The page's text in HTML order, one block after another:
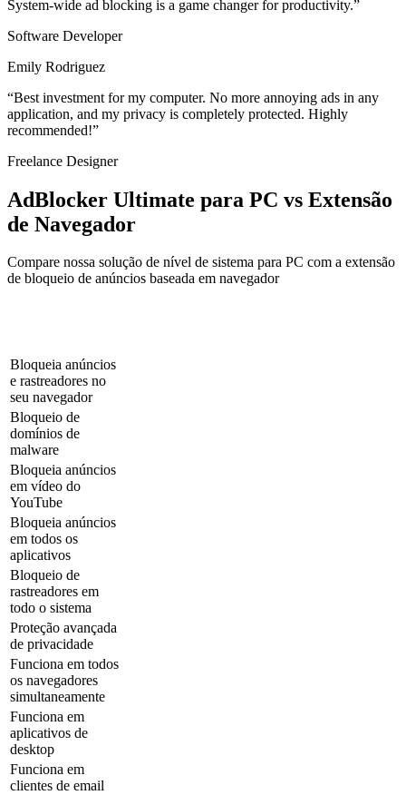
System-wide ad blocking is a game changer for productivity.”
Software Developer
Emily Rodriguez
“Best investment for my computer. No more annoying ads in any
application, and my privacy is completely protected. Highly
recommended!”
Freelance Designer
AdBlocker Ultimate para PC vs Extensão
de Navegador
Compare nossa solução de nível de sistema para PC com a extensão
de bloqueio de anúncios baseada em navegador
Bloqueia anúncios
e rastreadores no
seu navegador
Bloqueio de
domínios de
malware
Bloqueia anúncios
em vídeo do
YouTube
Bloqueia anúncios
em todos os
aplicativos
Bloqueio de
rastreadores em
todo o sistema
Proteção avançada
de privacidade
Funciona em todos
os navegadores
simultaneamente
Funciona em
aplicativos de
desktop
Funciona em
clientes de email